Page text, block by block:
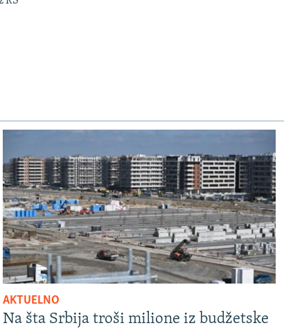
AKTUELNO
Na šta Srbija troši milione iz budžetske